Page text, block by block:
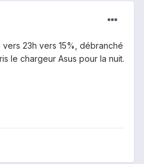
23h vers 15%, débranché
le chargeur Asus pour la nuit.